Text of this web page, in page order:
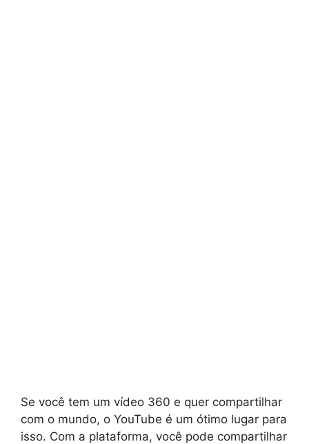
Se você tem um vídeo 360 e quer compartilhar
com o mundo, o YouTube é um ótimo lugar para
isso. Com a plataforma, você pode compartilhar